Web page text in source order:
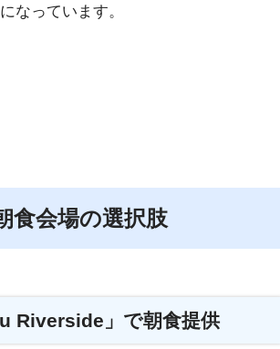
なっています。
食会場の選択肢
Riverside」で朝食提供